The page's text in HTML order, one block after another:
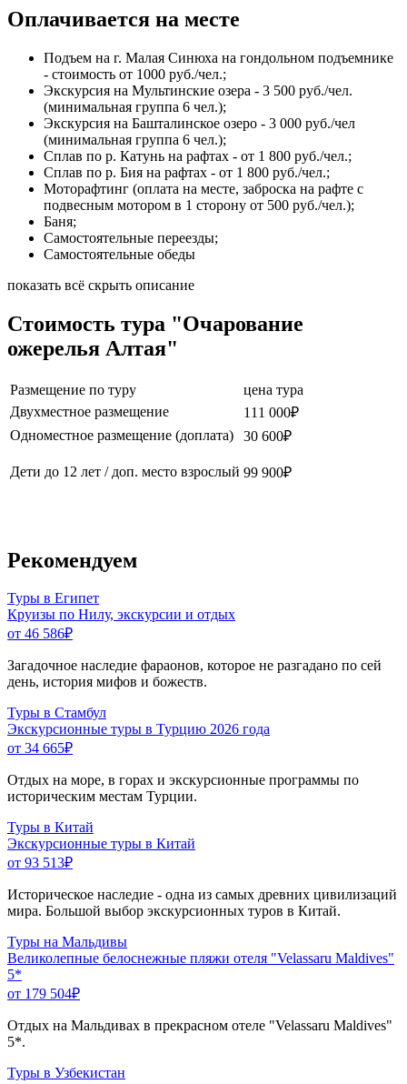
Оплачивается на месте
Подъем на г. Малая Синюха на гондольном подъемнике
- стоимость от 1000 руб./чел.;
Экскурсия на Мультинские озера - 3 500 руб./чел.
(минимальная группа 6 чел.);
Экскурсия на Башталинское озеро - 3 000 руб./чел
(минимальная группа 6 чел.);
Сплав по р. Катунь на рафтах - от 1 800 руб./чел.;
Сплав по р. Бия на рафтах - от 1 800 руб./чел.;
Моторафтинг (оплата на месте, заброска на рафте с
подвесным мотором в 1 сторону от 500 руб./чел.);
Баня;
Самостоятельные переезды;
Самостоятельные обеды
показать всё скрыть описание
Стоимость тура "Очарование
ожерелья Алтая"
Размещение по туру
цена тура
Двухместное размещение
111 000₽
Одноместное размещение (доплата)
30 600₽
Дети до 12 лет / доп. место взрослый 99 900₽
Рекомендуем
Туры в Египет
Круизы по Нилу, экскурсии и отдых
от 46 586₽
Загадочное наследие фараонов, которое не разгадано по сей
день, история мифов и божеств.
Туры в Стамбул
Экскурсионные туры в Турцию 2026 года
от 34 665₽
Отдых на море, в горах и экскурсионные программы по
историческим местам Турции.
Туры в Китай
Экскурсионные туры в Китай
от 93 513₽
Историческое наследие - одна из самых древних цивилизаций
мира. Большой выбор экскурсионных туров в Китай.
Туры на Мальдивы
Великолепные белоснежные пляжи отеля "Velassaru Maldives"
5*
от 179 504₽
Отдых на Мальдивах в прекрасном отеле "Velassaru Maldives"
5*.
Туры в Узбекистан